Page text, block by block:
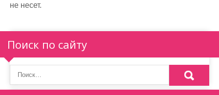
не несет.
Поиск по сайту